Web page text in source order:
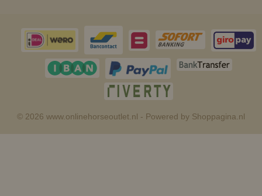
© 2026 www.onlinehorseoutlet.nl - Powered by Shoppagina.nl